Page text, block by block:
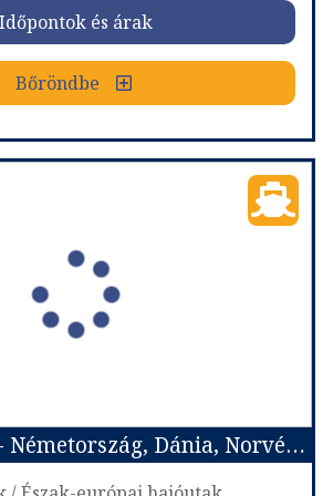
Bőröndbe
Időpontok és árak
Bőröndbe
Németország, Dánia, Norvégia
Észak-európai hajóutak
Utazás módja:
Teljes ellátás
Hajó kabin
ár, The Interior (I1), 2 felnőtt
2027-06-25 | 7 éj Costa Diadema - Németország, Dánia, Norvégia